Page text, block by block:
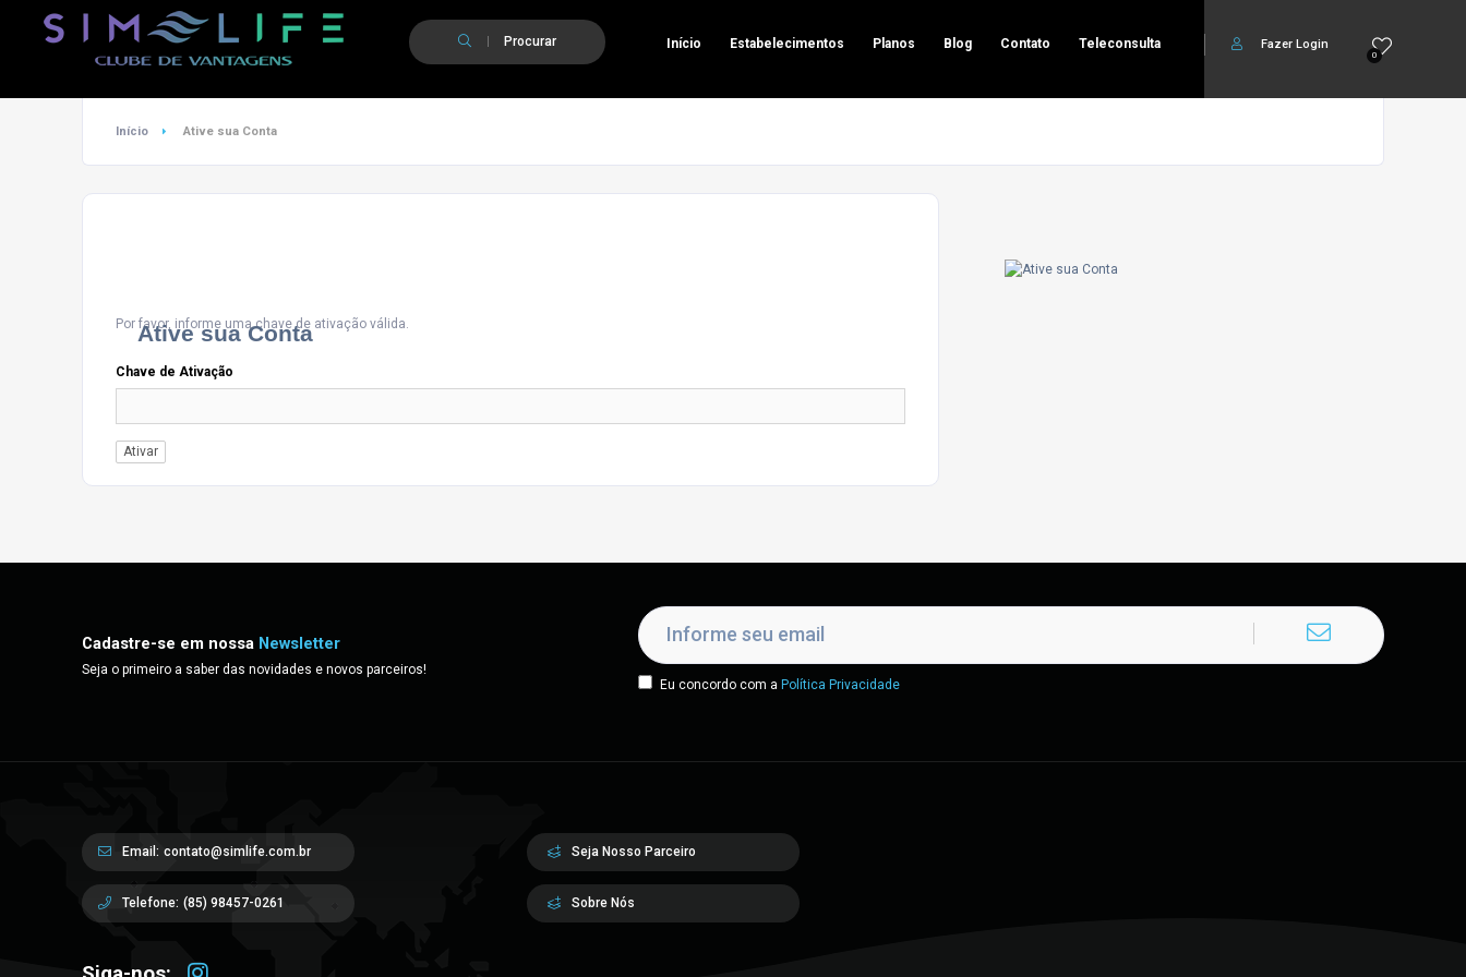
Procurar
0
Fazer Login
Início Estabelecimentos Planos Blog Contato Teleconsulta
Início Ative sua Conta
Ative sua Conta
Por favor, informe uma chave de ativação válida.
Chave de Ativação
Cadastre-se em nossa Newsletter
Seja o primeiro a saber das novidades e novos parceiros!
Eu concordo com a Política Privacidade
Email: contato@simlife.com.br
Telefone: (85) 98457-0261
Seja Nosso Parceiro
Sobre Nós